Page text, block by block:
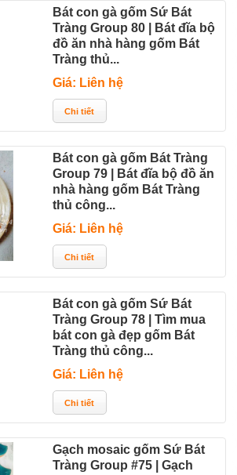
Bát con gà gốm Sứ Bát
Tràng Group 80 | Bát đĩa bộ
đồ ăn nhà hàng gốm Bát
Tràng thủ...
Giá: Liên hệ
Bát con gà gốm Bát Tràng
Group 79 | Bát đĩa bộ đồ ăn
nhà hàng gốm Bát Tràng
thủ công...
Giá: Liên hệ
Bát con gà gốm Sứ Bát
Tràng Group 78 | Tìm mua
bát con gà đẹp gốm Bát
Tràng thủ công...
Giá: Liên hệ
Gạch mosaic gốm Sứ Bát
Tràng Group #75 | Gạch